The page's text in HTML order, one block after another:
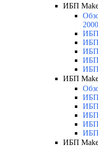
ИБП
ИБП
ИБП
ИБП
ИБП
ИБП
ИБП
ИБП
ИБП
ИБП
ИБП
ИБП
ИБП